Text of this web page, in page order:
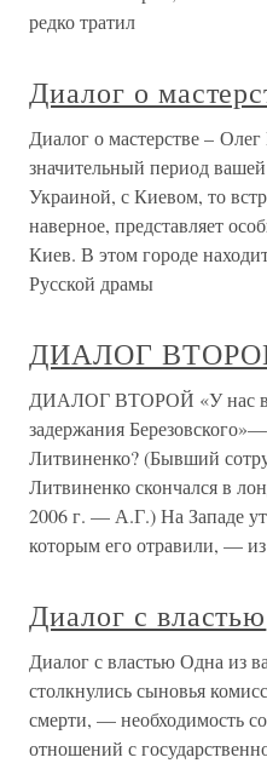
редко тратил
Диалог о
Диалог о мастерстве –
значительный период
Украиной, с Киевом, то
наверное, представляет
Киев. В этом городе
Русской драмы
ДИАЛОГ
ДИАЛОГ ВТОРОЙ «У нас
задержания
Литвиненко? (Бывший
Литвиненко скончался в
2006 г. — А.Г.) На Западе
которым его отравили, — из
Диалог с властью
Диалог с властью Одна из
столкнулись сыновья
смерти, — необходимость
отношений с